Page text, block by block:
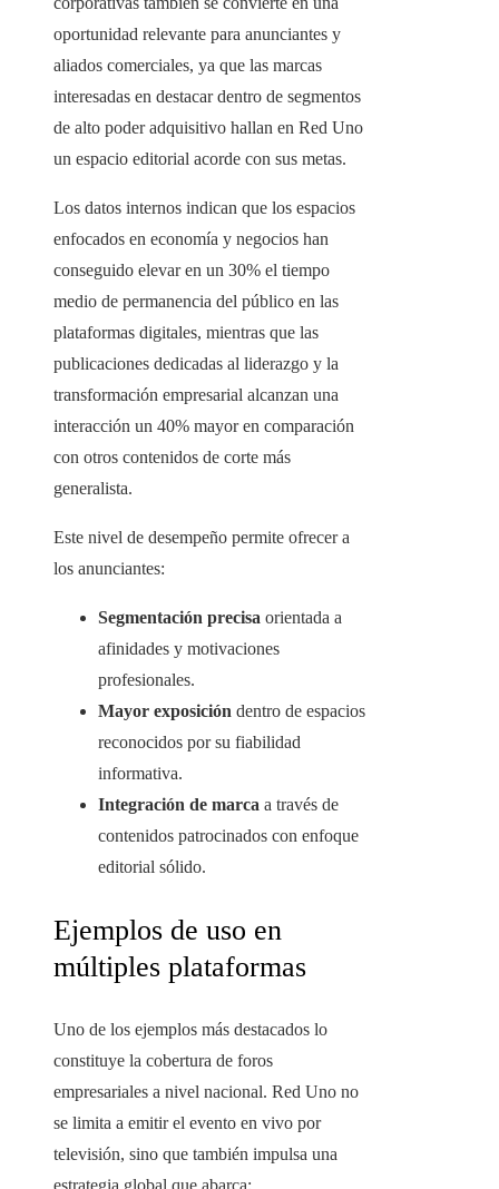
oportunidad relevante para anunciantes y
aliados comerciales, ya que las marcas
interesadas en destacar dentro de segmentos
de alto poder adquisitivo hallan en Red Uno
un espacio editorial acorde con sus metas.
Los datos internos indican que los espacios
enfocados en economía y negocios han
conseguido elevar en un 30% el tiempo
medio de permanencia del público en las
plataformas digitales, mientras que las
publicaciones dedicadas al liderazgo y la
transformación empresarial alcanzan una
interacción un 40% mayor en comparación
con otros contenidos de corte más
generalista.
Este nivel de desempeño permite ofrecer a
los anunciantes:
Segmentación precisa orientada a
afinidades y motivaciones
profesionales.
Mayor exposición dentro de espacios
reconocidos por su fiabilidad
informativa.
Integración de marca a través de
contenidos patrocinados con enfoque
editorial sólido.
Ejemplos de uso en
múltiples plataformas
Uno de los ejemplos más destacados lo
constituye la cobertura de foros
empresariales a nivel nacional. Red Uno no
se limita a emitir el evento en vivo por
televisión, sino que también impulsa una